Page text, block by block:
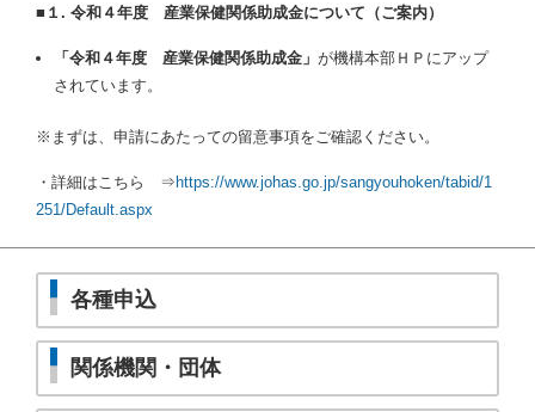
■ １. 令和４年度 産業保健関係助成金について（ご案内）
「令和４年度 産業保健関係助成金」 が機構本部ＨＰにアップ
されています。
※まずは、申請にあたっての留意事項をご確認ください。
・詳細はこちら ⇒https://www.johas.go.jp/sangyouhoken/tabid/1
251/Default.aspx
各種申込
関係機関・団体